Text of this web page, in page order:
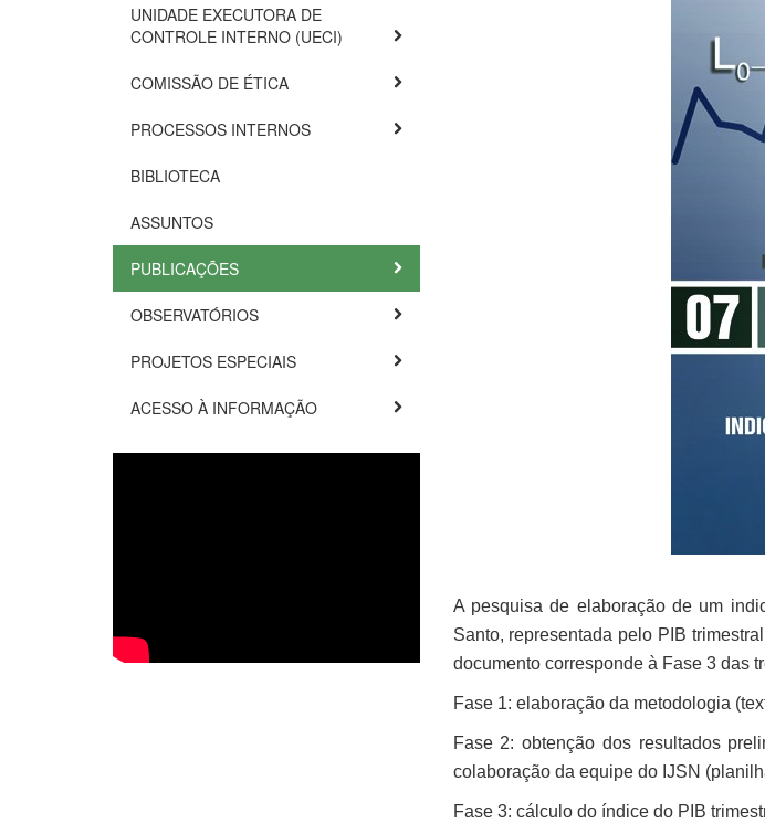
UNIDADE EXECUTORA DE
CONTROLE INTERNO (UECI)
COMISSÃO DE ÉTICA
PROCESSOS INTERNOS
BIBLIOTECA
ASSUNTOS
PUBLICAÇÕES
OBSERVATÓRIOS
PROJETOS ESPECIAIS
ACESSO À INFORMAÇÃO
A pesquisa de elaboração de um
Santo, representada pelo PIB
documento corresponde à Fase 3 das
Fase 1: elaboração da metodologia
Fase 2: obtenção dos resultados
colaboração da equipe do IJSN
Fase 3: cálculo do índice do PIB